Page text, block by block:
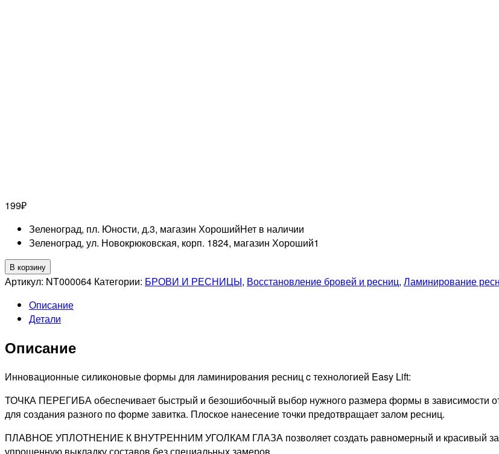
199₽
Зеленоград, пл. Юности, д.3, магазин ХорошийНет в наличии
Зеленоград, ул. Новокрюковская, корп. 1824, магазин Хороший1
Количество
товара
BEAUTY
формы
(1
размер
M
В корзину
Артикул: NT000064 Категории: БРОВИ И РЕСНИЦЫ, Восстановление бровей и ресниц, Ламинирование
Описание
Детали
Описание
Инновационные силиконовые формы для ламинирования ресниц c технологией Easy Lift:
ТОЧКА ПЕРЕГИБА обеспечивает быстрый и безошибочный выбор нужного размера формы в зависимости от
для создания разного по форме завитка. Плоское нанесение точки предотвращает залом ресниц.
ПЛАВНОЕ УПЛОТНЕНИЕ К ВНУТРЕННИМ УГОЛКАМ ГЛАЗА позволяет создать равномерный и красивый